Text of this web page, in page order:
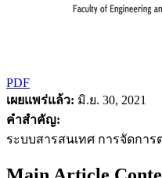
PDF
เผยแพร่แล้ว: มิ.ย. 30, 2021
คำสำคัญ:
ระบบสารสนเทศ การจัดกา